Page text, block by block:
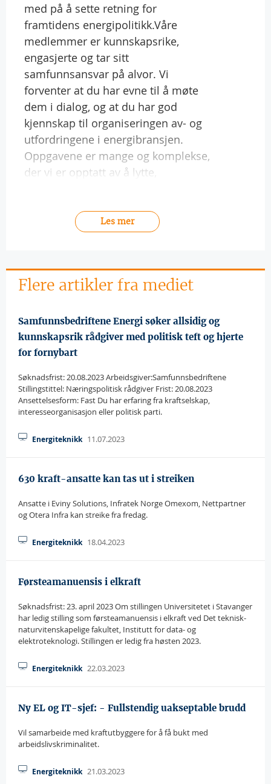
med på å sette retning for
framtidens energipolitikk.Våre
medlemmer er kunnskapsrike,
engasjerte og tar sitt
samfunnsansvar på alvor. Vi
forventer at du har evne til å møte
dem i dialog, og at du har god
kjennskap til organiseringen av- og
utfordringene i energibransjen.
Oppgavene er mange og komplekse,
der vi er opptatt av å lytte,
Les mer
Flere artikler fra mediet
Samfunnsbedriftene Energi søker allsidig og
kunnskapsrik rådgiver med politisk teft og hjerte
for fornybart
Søknadsfrist: 20.08.2023 Arbeidsgiver:Samfunnsbedriftene
Stillingstittel: Næringspolitisk rådgiver Frist: 20.08.2023
Ansettelsesform: Fast Du har erfaring fra kraftselskap,
interesseorganisasjon eller politisk parti.
Energiteknikk 11.07.2023
630 kraft-ansatte kan tas ut i streiken
Ansatte i Eviny Solutions, Infratek Norge Omexom, Nettpartner
og Otera Infra kan streike fra fredag.
Energiteknikk 18.04.2023
Førsteamanuensis i elkraft
Søknadsfrist: 23. april 2023 Om stillingen Universitetet i Stavanger
har ledig stilling som førsteamanuensis i elkraft ved Det teknisk-
naturvitenskapelige fakultet, Institutt for data- og
elektroteknologi. Stillingen er ledig fra høsten 2023.
Energiteknikk 22.03.2023
Ny EL og IT-sjef: - Fullstendig uakseptable brudd
Vil samarbeide med kraftutbyggere for å få bukt med
arbeidslivskriminalitet.
Energiteknikk 21.03.2023